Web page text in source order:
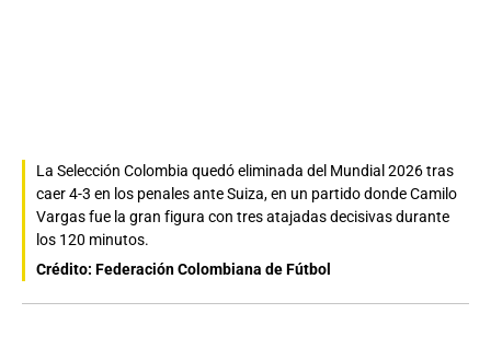
La Selección Colombia quedó eliminada del Mundial 2026 tras
caer 4-3 en los penales ante Suiza, en un partido donde Camilo
Vargas fue la gran figura con tres atajadas decisivas durante
los 120 minutos.
Crédito: Federación Colombiana de Fútbol